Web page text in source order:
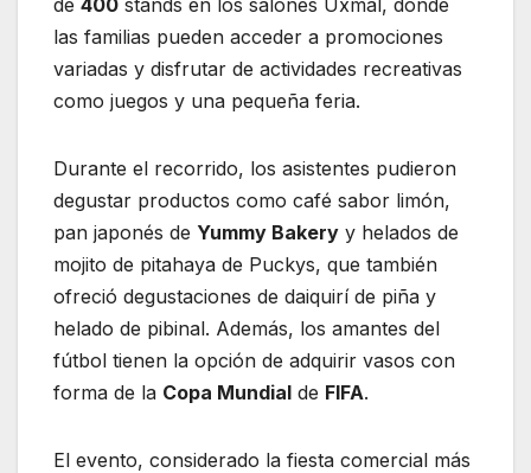
las familias pueden acceder a promociones
variadas y disfrutar de actividades recreativas
como juegos y una pequeña feria.
Durante el recorrido, los asistentes pudieron
degustar productos como café sabor limón,
pan japonés de Yummy Bakery y helados de
mojito de pitahaya de Puckys, que también
ofreció degustaciones de daiquirí de piña y
helado de pibinal. Además, los amantes del
fútbol tienen la opción de adquirir vasos con
forma de la Copa Mundial de FIFA.
El evento, considerado la fiesta comercial más